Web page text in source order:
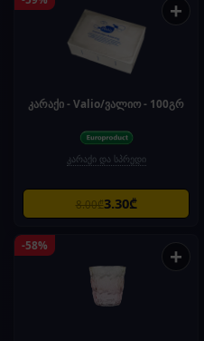
+
კარაქი - Valio/ვალიო - 100გრ
კარაქი და სპრედი
8.00₾3.30₾
-58% +